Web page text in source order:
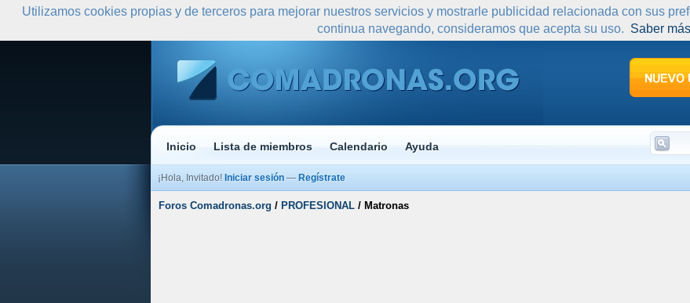
Inicio Lista de miembros Calendario Ayuda
¡Hola, Invitado! Iniciar sesión — Regístrate
Foros Comadronas.org / PROFESIONAL / Matronas
Utilizamos cookies propias y de terceros para mejorar nuestros servicios y mostrarle publicidad relacionada con sus
continua navegando, consideramos que acepta su uso. Saber más